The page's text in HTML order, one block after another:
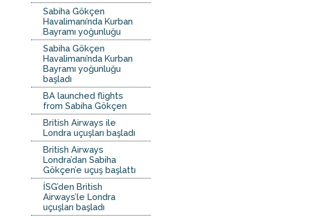
Sabiha Gökçen
Havalimanı’nda Kurban
Bayramı yoğunluğu
Sabiha Gökçen
Havalimanı’nda Kurban
Bayramı yoğunluğu
başladı
BA launched flights
from Sabiha Gökçen
British Airways ile
Londra uçuşları başladı
British Airways
Londra’dan Sabiha
Gökçen’e uçuş başlattı
İSG’den British
Airways’le Londra
uçuşları başladı